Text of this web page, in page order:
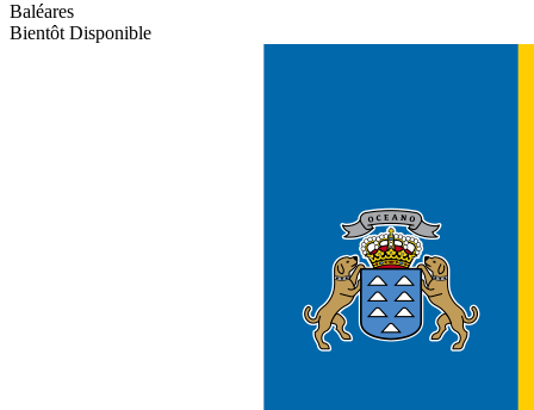
Baléares
Bientôt Disponible